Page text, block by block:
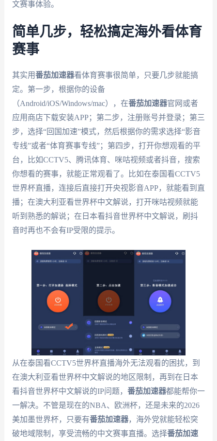
文赛事体验。
简单几步，轻松搞定海外看体育
赛事
其实用番茄加速器看体育赛事很简单，只要几步就能搞
定。第一步，根据你的设备
（Android/iOS/Windows/mac），在番茄加速器官网或者
应用商店下载安装APP；第二步，注册账号并登录；第三
步，选择“回国加速”模式，然后根据你的需求选择“影音
专线”或者“体育赛事专线”；第四步，打开你想观看的平
台，比如CCTV5、腾讯体育、咪咕视频或者抖音，搜索
你想看的赛事，就能正常观看了。比如在泰国看CCTV5
世界杯直播，连接后直接打开央视影音APP，就能看到直
播；在澳大利亚看世界杯中文解说，打开咪咕视频就能
听到熟悉的解说；在日本看抖音世界杯中文解说，刷抖
音时再也不会有IP受限的提示。
从在泰国看CCTV5世界杯直播海外无法观看的困扰，到
在澳大利亚看世界杯中文解说的地区限制，再到在日本
看抖音世界杯中文解说的IP问题， 番茄加速器都能帮你一
一解决。不管是现在的NBA、欧洲杯，还是未来的2026
美加墨世界杯，只要有番茄加速器，海外党就能轻松突
破地域限制，享受流畅的中文赛事直播。选择番茄加速